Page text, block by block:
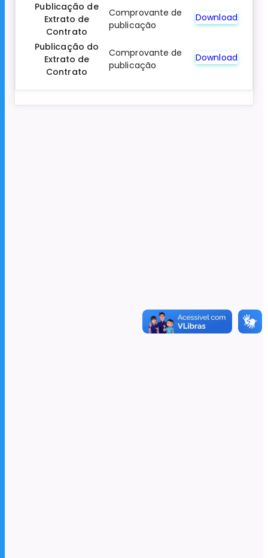
Publicação de
Extrato de
Contrato
Comprovante de
publicação
Download
Publicação do
Extrato de
Contrato
Comprovante de
publicação
Download